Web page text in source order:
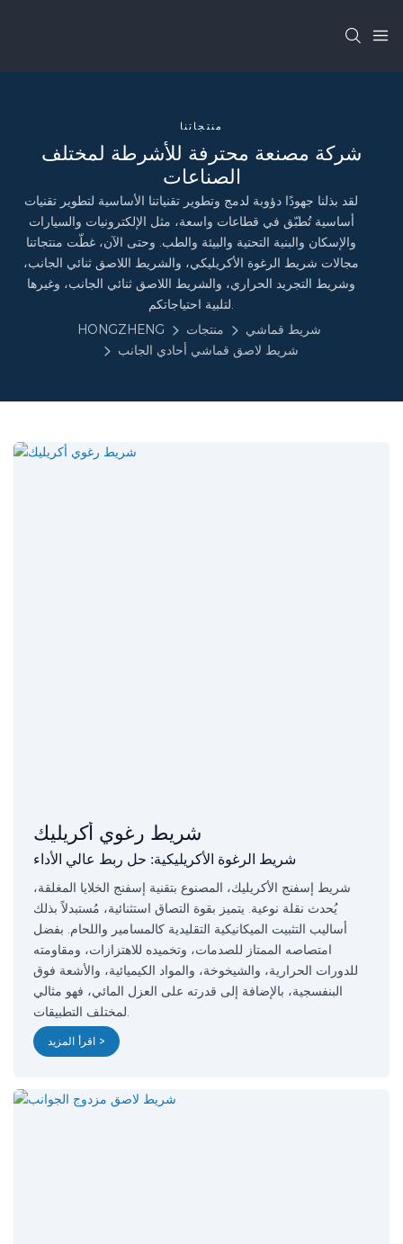
منتجاتنا
شركة مصنعة محترفة للأشرطة لمختلف
الصناعات
لقد بذلنا جهودًا دؤوبة لدمج وتطوير تقنياتنا الأساسية لتطوير تقنيات
أساسية تُطبّق في قطاعات واسعة، مثل الإلكترونيات والسيارات
والإسكان والبنية التحتية والبيئة والطب. وحتى الآن، غطّت منتجاتنا
مجالات شريط الرغوة الأكريليكي، والشريط اللاصق ثنائي الجانب،
وشريط التجريد الحراري، والشريط اللاصق ثنائي الجانب، وغيرها
لتلبية احتياجاتكم.
HONGZHENG
منتجات
شريط قماشي
شريط لاصق قماشي أحادي الجانب
شريط رغوي أكريليك
شريط الرغوة الأكريليكية: حل ربط عالي الأداء
شريط إسفنج الأكريليك، المصنوع بتقنية إسفنج الخلايا المغلقة،
يُحدث نقلة نوعية. يتميز بقوة التصاق استثنائية، مُستبدلاً بذلك
أساليب التثبيت الميكانيكية التقليدية كالمسامير واللحام. بفضل
امتصاصه الممتاز للصدمات، وتخميده للاهتزازات، ومقاومته
للدورات الحرارية، والشيخوخة، والمواد الكيميائية، والأشعة فوق
البنفسجية، بالإضافة إلى قدرته على العزل المائي، فهو مثالي
لمختلف التطبيقات.
اقرأ المزيد >